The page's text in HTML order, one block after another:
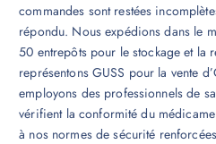
commandes sont restées
répondu. Nous expédions dans le
50 entrepôts pour le stockage et la
représentons GUSS pour la vente
employons des professionnels de
vérifient la conformité du
à nos normes de sécurité